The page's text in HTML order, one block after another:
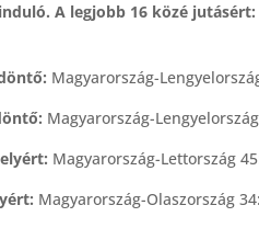
A legjobb 16 közé jutásért:
Magyarország-
Magyarország-
Magyarország-Lettország
Magyarország-Olaszország